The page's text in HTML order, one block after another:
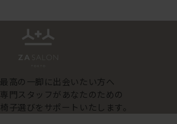
最高の一脚に出会いたい方へ
専門スタッフがあなたのための
椅子選びをサポートいたします。